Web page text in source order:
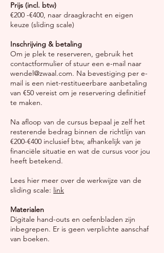
Prijs (incl. btw)
€200 -€400, naar draagkracht en eigen
keuze (sliding scale)
Inschrijving & betaling
Om je plek te reserveren, gebruik het
contactformulier of stuur een e-mail naar
wendel@zwaal.com. Na bevestiging per e-
mail is een niet-restitueerbare aanbetaling
van €50 vereist om je reservering definitief
te maken.
Na afloop van de cursus bepaal je zelf het
resterende bedrag binnen de richtlijn van
€200-€400 inclusief btw, afhankelijk van je
financiële situatie en wat de cursus voor jou
heeft betekend.
Lees hier meer over de werkwijze van de
sliding scale: link
Materialen
Digitale hand-outs en oefenbladen zijn
inbegrepen. Er is geen verplichte aanschaf
van boeken.